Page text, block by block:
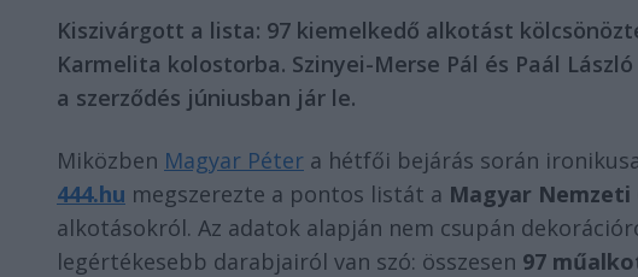
Kiszivárgott a lista: 97 kiemelkedő alkotást
Karmelita kolostorba. Szinyei-Merse Pál és Paál
a szerződés júniusban jár le.
Miközben Magyar Péter a hétfői bejárás során
444.hu megszerezte a pontos listát a Magyar Nemzeti
alkotásokról. Az adatok alapján nem csupán
legértékesebb darabjairól van szó: összesen 97